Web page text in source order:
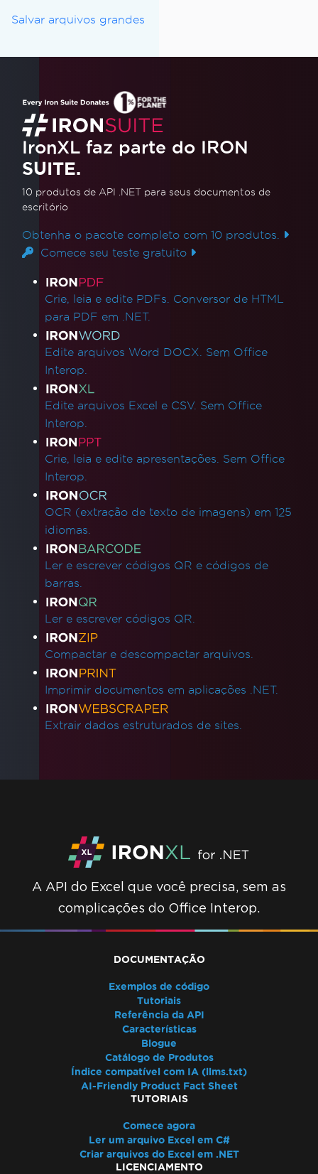
Salvar arquivos grandes
IronXL faz parte do IRON
SUITE.
10 produtos de API .NET para seus documentos de
escritório
Obtenha o pacote completo com 10 produtos.
Comece seu teste gratuito
Links de produtos
Crie, leia e edite PDFs. Conversor de HTML
para PDF em .NET.
Edite arquivos Word DOCX. Sem Office
Interop.
Edite arquivos Excel e CSV. Sem Office
Interop.
Crie, leia e edite apresentações. Sem Office
Interop.
OCR (extração de texto de imagens) em 125
idiomas.
Ler e escrever códigos QR e códigos de
barras.
Ler e escrever códigos QR.
Compactar e descompactar arquivos.
Imprimir documentos em aplicações .NET.
Extrair dados estruturados de sites.
A API do Excel que você precisa, sem as
complicações do Office Interop.
DOCUMENTAÇÃO
Exemplos de código
Tutoriais
Referência da API
Características
Blogue
Catálogo de Produtos
Índice compatível com IA (llms.txt)
AI-Friendly Product Fact Sheet
TUTORIAIS
Comece agora
Ler um arquivo Excel em C#
Criar arquivos do Excel em .NET
LICENCIAMENTO